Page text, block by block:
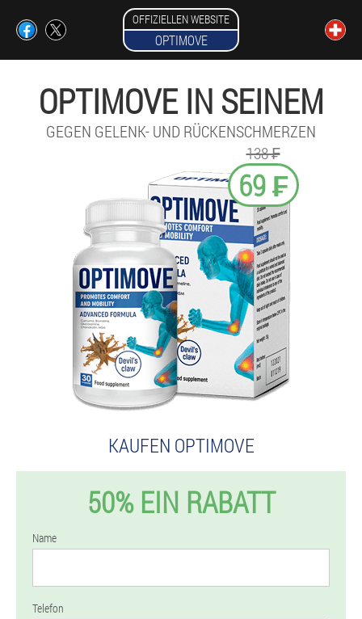
OFFIZIELLEN WEBSITE
OPTIMOVE
OPTIMOVE IN SEINEM
GEGEN GELENK- UND RÜCKENSCHMERZEN
138 ₣
69 ₣
KAUFEN OPTIMOVE
50% EIN RABATT
Name
Telefon